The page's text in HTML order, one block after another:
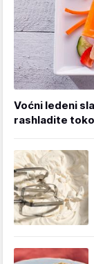
Voćni ledeni
rashladite